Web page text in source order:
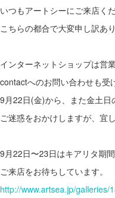
いつもアートシーにご来店く
こちらの都合で大変申し訳あ
インターネットショップは営
contactへのお問い合わせも受
9月22日(金)から、また金土
ご迷惑をおかけしますが、宜
9月22日〜23日はキアリタ期
ご来店をお待ちしています。
http://www.artsea.jp/galleries/